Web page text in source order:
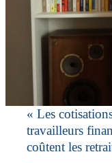
« Les
travailleurs
coûtent les